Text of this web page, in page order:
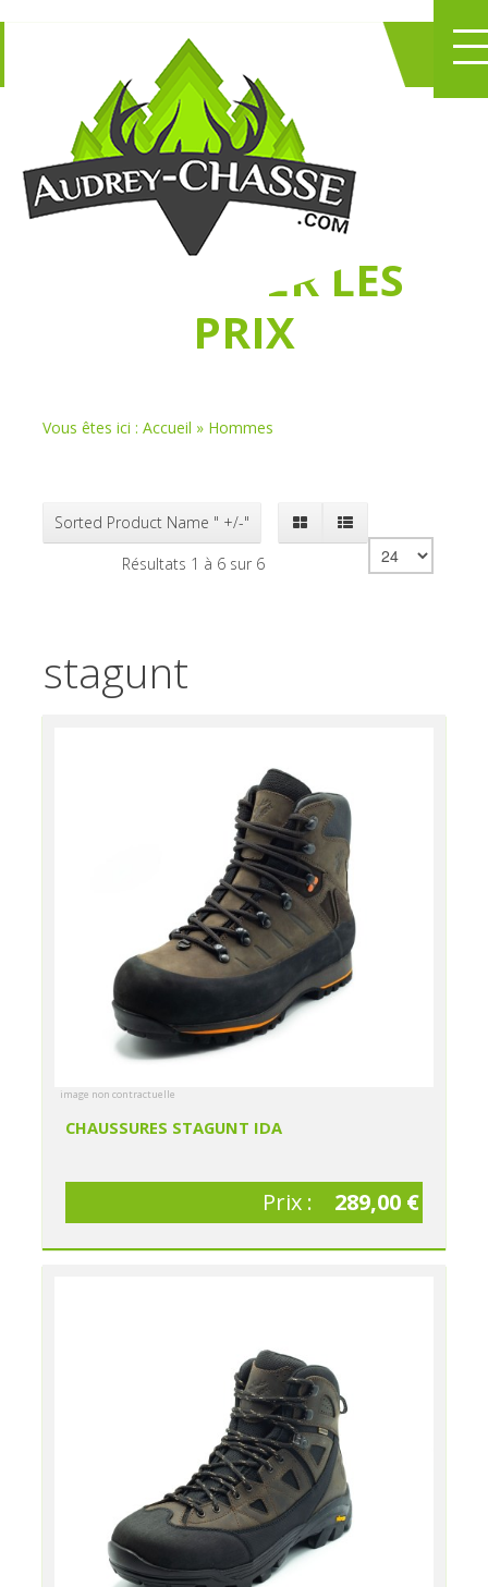
NE PERDEZ PLUS
DE TEMPS
CHASSER LES
PRIX
Vous êtes ici : Accueil » Hommes
Sorted Product Name " +/-"
Résultats 1 à 6 sur 6
stagunt
image non contractuelle
CHAUSSURES STAGUNT IDA
Prix : 289,00 €